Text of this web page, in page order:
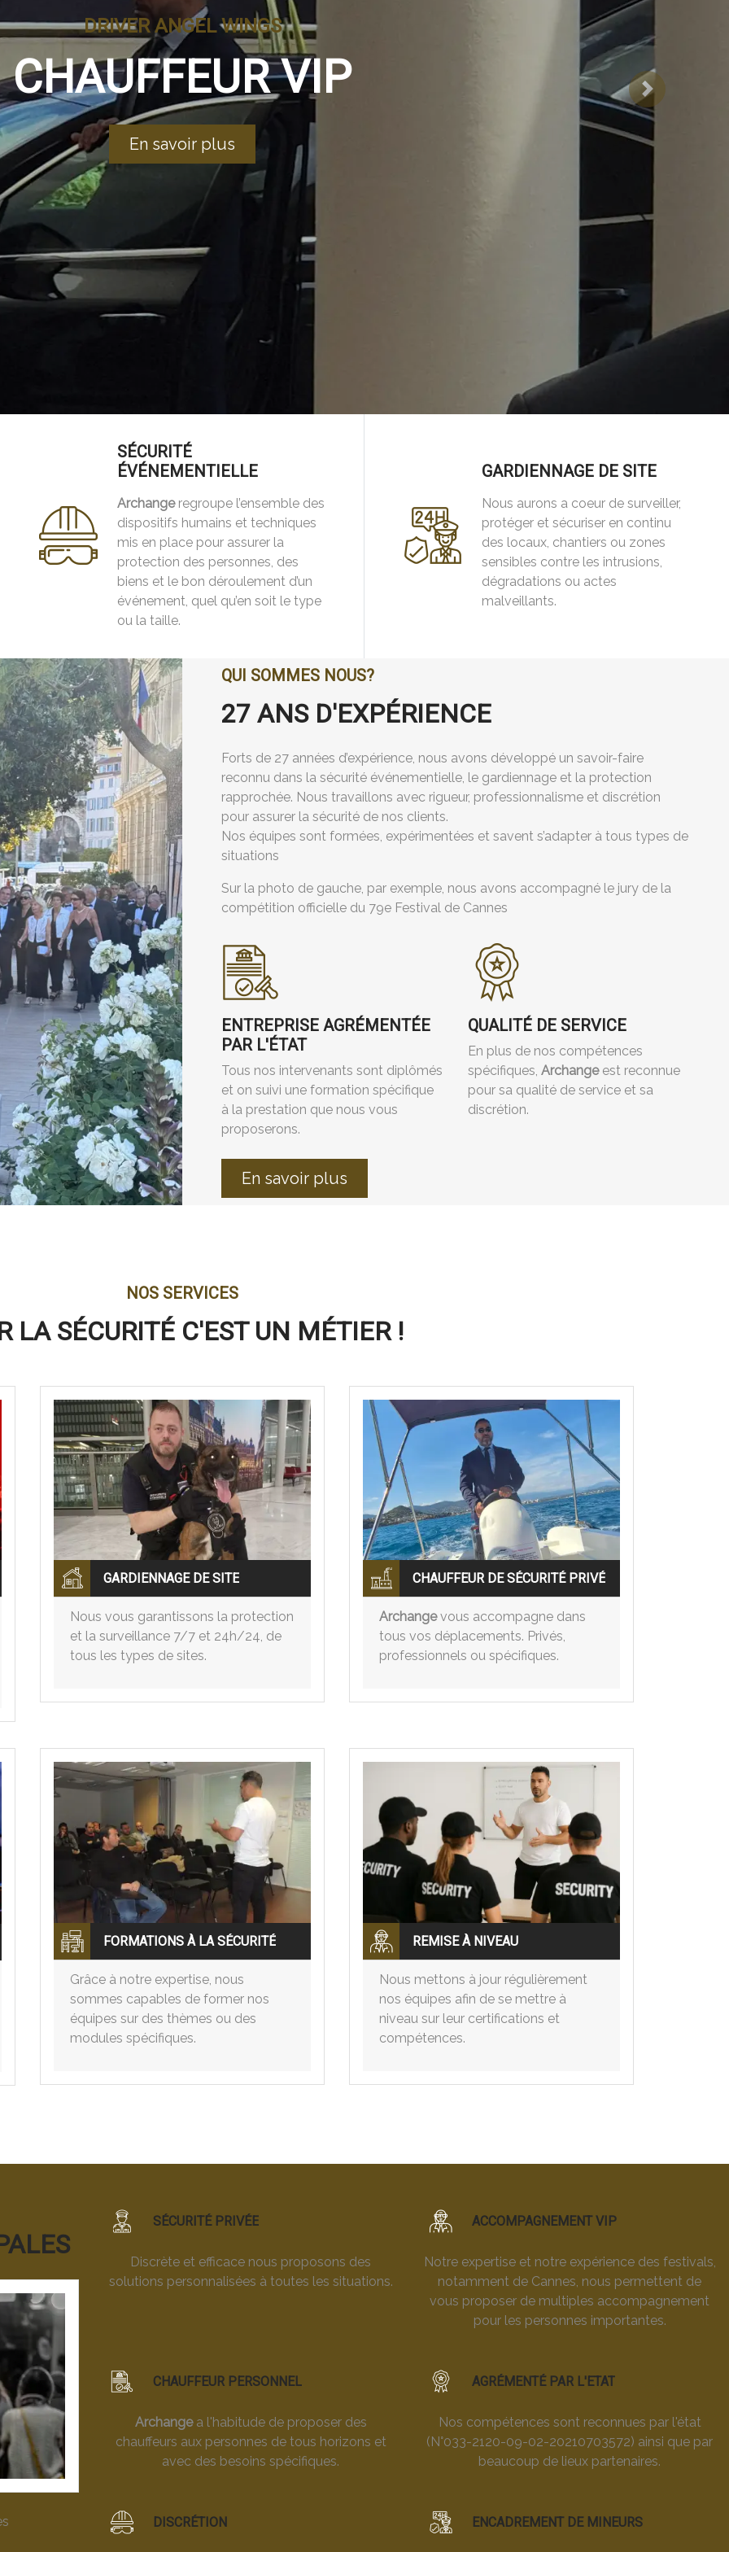
DRIVERANGELWINGS
CHAUFFEUR VIP
En savoir plus
SÉCURITÉ
ÉVÉNEMENTIELLE
Archange regroupe l’ensemble des
dispositifs humains et techniques
mis en place pour assurer la
protection des personnes, des
biens et le bon déroulement d’un
événement, quel qu’en soit le type
ou la taille.
GARDIENNAGE DE SITE
Nous aurons a coeur de surveiller,
protéger et sécuriser en continu
des locaux, chantiers ou zones
sensibles contre les intrusions,
dégradations ou actes
malveillants.
QUI SOMMES NOUS?
27 ANS D'EXPÉRIENCE
Forts de 27 années d’expérience, nous avons développé un savoir-faire
reconnu dans la sécurité événementielle, le gardiennage et la protection
rapprochée. Nous travaillons avec rigueur, professionnalisme et discrétion
pour assurer la sécurité de nos clients.
Nos équipes sont formées, expérimentées et savent s’adapter à tous types de
situations
Sur la photo de gauche, par exemple, nous avons accompagné le jury de la
compétition officielle du 79e Festival de Cannes
ENTREPRISE AGRÉMENTÉE
PAR L'ÉTAT
Tous nos intervenants sont diplômés
et on suivi une formation spécifique
à la prestation que nous vous
proposerons.
QUALITÉ DE SERVICE
En plus de nos compétences
spécifiques, Archangeest reconnue
pour sa qualité de service et sa
discrétion.
En savoir plus
NOS SERVICES
LA SÉCURITÉ C'EST UN MÉTIER !
GARDIENNAGE DE SITE
Nous vous garantissons la protection
et la surveillance 7/7 et 24h/24, de
tous les types de sites.
CHAUFFEUR DE SÉCURITÉ PRIVÉ
Archangevous accompagne dans
tous vos déplacements. Privés,
professionnels ou spécifiques.
FORMATIONS À LA SÉCURITÉ
Grâce à notre expertise, nous
sommes capables de former nos
équipes sur des thèmes ou des
modules spécifiques.
REMISE À NIVEAU
Nous mettons à jour régulièrement
nos équipes afin de se mettre à
niveau sur leur certifications et
compétences.
SÉCURITÉ PRIVÉE
Discrète et efficace nous proposons des
solutions personnalisées à toutes les situations.
ACCOMPAGNEMENT VIP
Notre expertise et notre expérience des festivals,
notamment de Cannes, nous permettent de
vous proposer de multiples accompagnement
pour les personnes importantes.
CHAUFFEUR PERSONNEL
Archangea l'habitude de proposer des
chauffeurs aux personnes de tous horizons et
avec des besoins spécifiques.
AGRÉMENTÉ PAR L'ETAT
Nos compétences sont reconnues par l'état
(N°033-2120-09-02-20210703572) ainsi que par
beaucoup de lieux partenaires.
DISCRÉTION ENCADREMENT DE MINEURS